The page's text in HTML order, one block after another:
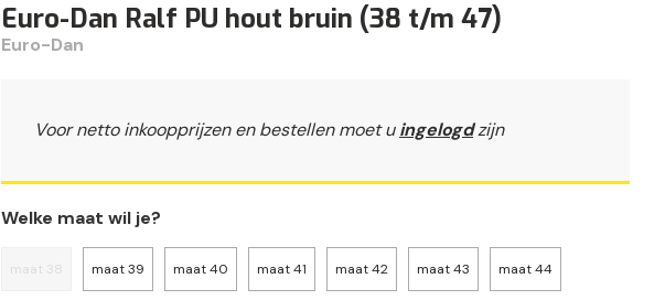
Euro-Dan Ralf PU hout bruin (38 t/m 47)
Euro-Dan
Voor netto inkoopprijzen en bestellen moet uingelogdzijn
Welke maat wil je?
maat 38 maat 39 maat 40 maat 41 maat 42 maat 43 maat 44